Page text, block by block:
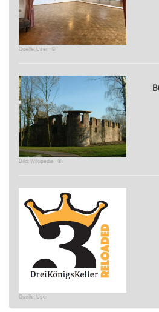
Quelle: User · ©
Bild: Wikipedia · ©
Quelle: User